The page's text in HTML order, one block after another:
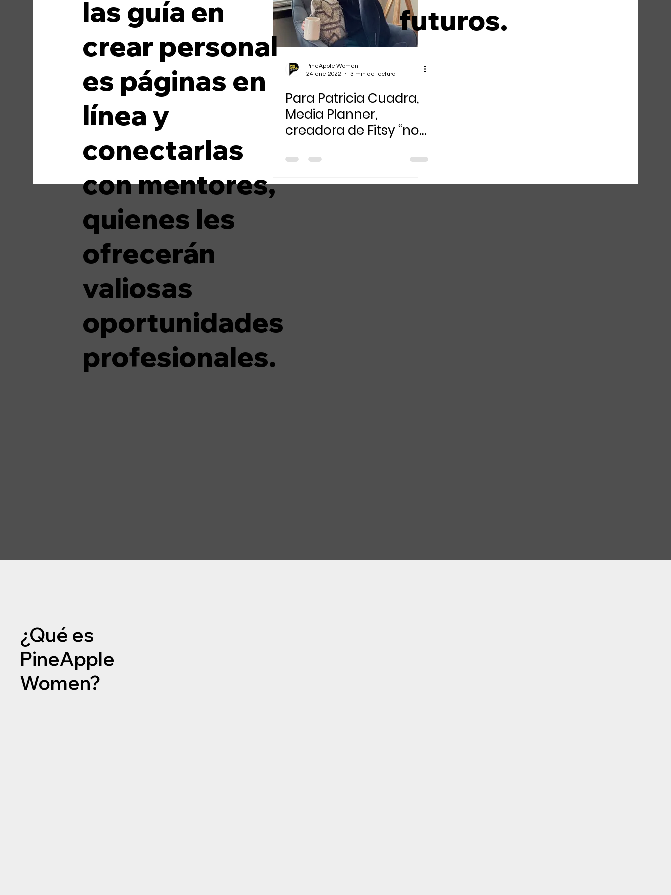
Medios de comunicación Moda Sostenibilidad Ambiental
PineApple Women
24 ene 2022
3 min de lectura
Para Patricia Cuadra,
Media Planner,
creadora de Fitsy “no
existen límites”
futuros.
¿Qué es
PineApple
Women?
las guía en
crear personal
es páginas en
línea y
conectarlas
con mentores,
quienes les
ofrecerán
valiosas
oportunidades
profesionales.